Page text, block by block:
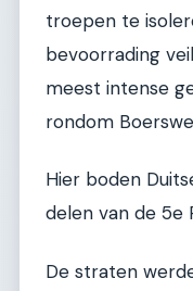
troepen te
bevoorrading
meest intense
rondom
Hier boden
delen van de 5e
De straten